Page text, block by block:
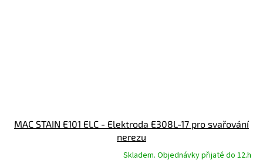
MAC STAIN E101 ELC - Elektroda E308L-17 pro svařování
nerezu
Skladem. Objednávky přijaté do 12.h